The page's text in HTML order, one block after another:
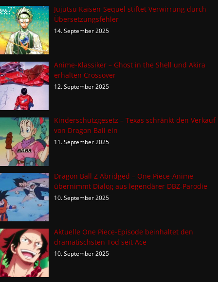
Jujutsu Kaisen-Sequel stiftet Verwirrung durch
Übersetzungsfehler
14. September 2025
Anime-Klassiker – Ghost in the Shell und Akira
erhalten Crossover
12. September 2025
Kinderschutzgesetz – Texas schränkt den Verkauf
von Dragon Ball ein
11. September 2025
Dragon Ball Z Abridged – One Piece-Anime
übernimmt Dialog aus legendärer DBZ-Parodie
10. September 2025
Aktuelle One Piece-Episode beinhaltet den
dramatischsten Tod seit Ace
10. September 2025